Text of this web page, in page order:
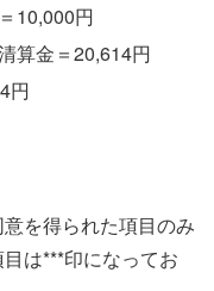
10,000円
算金＝20,614円
円
を得られた項目のみ
は***印になってお